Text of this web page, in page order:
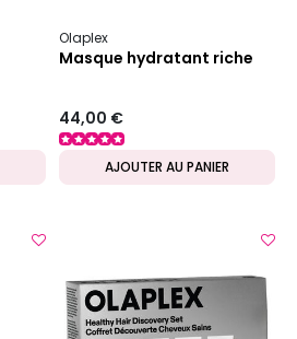
Olaplex
Masque hydratant riche
44,00 €
AJOUTER AU PANIER